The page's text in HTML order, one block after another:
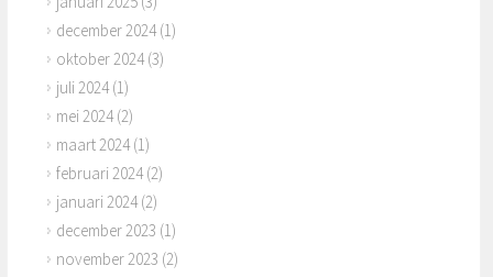
december 2024(1)
oktober 2024(3)
juli 2024(1)
mei 2024(2)
maart 2024(1)
februari 2024(2)
januari 2024(2)
december 2023 (1)
november 2023 (2)